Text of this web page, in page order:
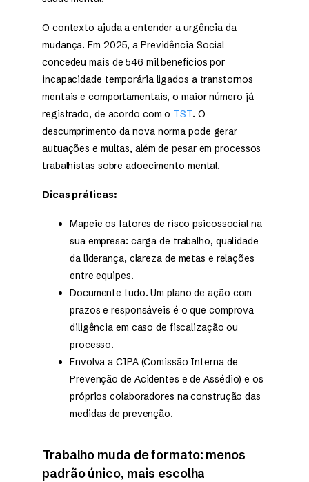
O contexto ajuda a entender a urgência da
mudança. Em 2025, a Previdência Social
concedeu mais de 546 mil benefícios por
incapacidade temporária ligados a transtornos
mentais e comportamentais, o maior número já
registrado, de acordo com o TST. O
descumprimento da nova norma pode gerar
autuações e multas, além de pesar em processos
trabalhistas sobre adoecimento mental.
Dicas práticas:
Mapeie os fatores de risco psicossocial na
sua empresa: carga de trabalho, qualidade
da liderança, clareza de metas e relações
entre equipes.
Documente tudo. Um plano de ação com
prazos e responsáveis é o que comprova
diligência em caso de fiscalização ou
processo.
Envolva a CIPA (Comissão Interna de
Prevenção de Acidentes e de Assédio) e os
próprios colaboradores na construção das
medidas de prevenção.
Trabalho muda de formato: menos
padrão único, mais escolha